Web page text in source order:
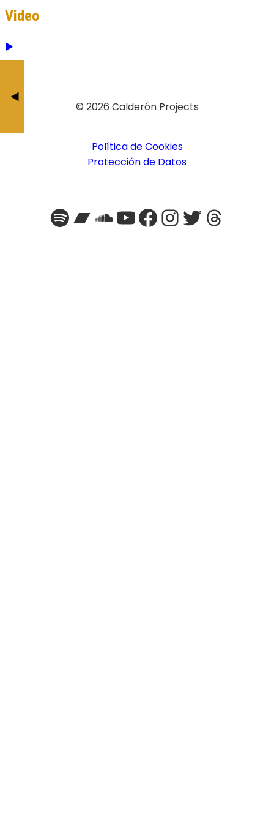
Video
© 2026 Calderón Projects
Política de Cookies
Protección de Datos
Spotify
Bandcamp
SoundCloud
YouTube
Facebook
Instagram
Twitter